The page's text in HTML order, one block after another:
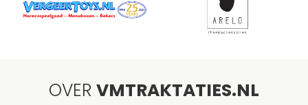
OVER VMTRAKTATIES.NL